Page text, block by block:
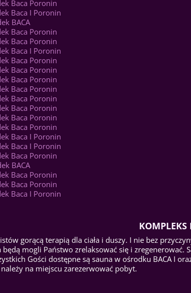
KOMPLEKS
gorącą terapią dla ciała i duszy. I nie bez
mogli Państwo zrelaksować się i
Gości dostępne są sauna w ośrodku BACA I
na miejscu zarezerwować pobyt.